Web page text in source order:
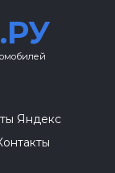
.РУ
Яндекс